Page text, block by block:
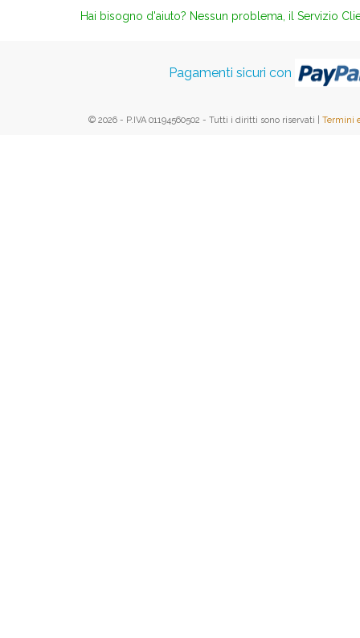
Hai bisogno d'aiuto? Nessun problema, il Servizio
Pagamenti sicuri con
© 2026 - P.IVA 01194560502 - Tutti i diritti sono riservati | Termini